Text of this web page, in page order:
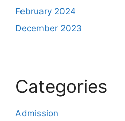
February 2024
December 2023
Categories
Admission